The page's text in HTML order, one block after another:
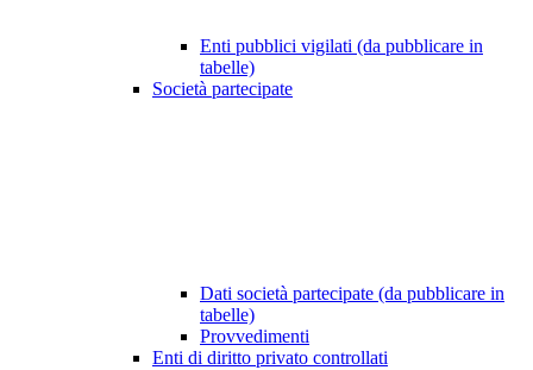
Enti pubblici vigilati (da pubblicare in
tabelle)
Società partecipate
Dati società partecipate (da pubblicare in
tabelle)
Provvedimenti
Enti di diritto privato controllati